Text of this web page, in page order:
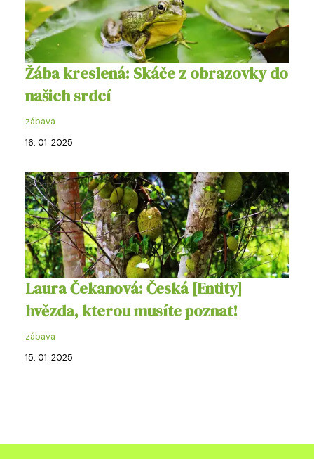
Žába kreslená: Skáče z obrazovky do
našich srdcí
zábava
16. 01. 2025
Laura Čekanová: Česká [Entity]
hvězda, kterou musíte poznat!
zábava
15. 01. 2025